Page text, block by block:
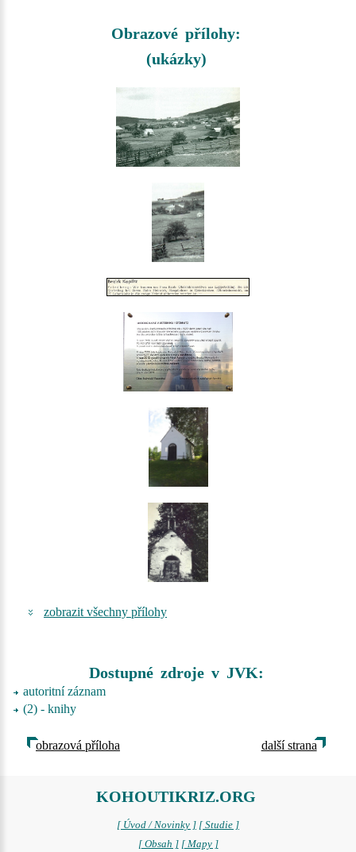
Obrazové přílohy:
(ukázky)
zobrazit všechny přílohy
Dostupné zdroje v JVK:
autoritní záznam
(2) - knihy
obrazová příloha další strana
KOHOUTIKRIZ.ORG
[ Úvod / Novinky ] [ Studie ]
[ Obsah ] [ Mapy ]